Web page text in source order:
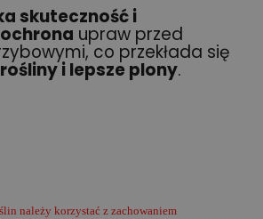
skuteczność i
upraw przed
co przekłada się
i lepsze plony.
należy korzystać z zachowaniem